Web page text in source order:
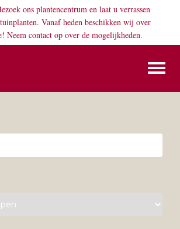
ons plantencentrum en laat u verrassen
Vanaf heden beschikken wij over
Neem contact op over de mogelijkheden.